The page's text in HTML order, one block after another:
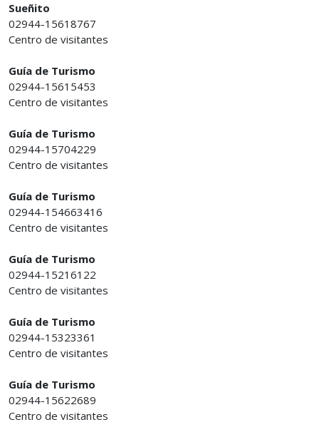
Sueñito
02944-15618767
Centro de visitantes
Guía de Turismo
02944-15615453
Centro de visitantes
Guía de Turismo
02944-15704229
Centro de visitantes
Guía de Turismo
02944-154663416
Centro de visitantes
Guía de Turismo
02944-15216122
Centro de visitantes
Guía de Turismo
02944-15323361
Centro de visitantes
Guía de Turismo
02944-15622689
Centro de visitantes